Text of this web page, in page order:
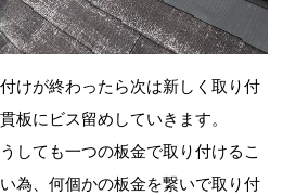
けが終わったら次は新しく取り付
板にビス留めしていきます。
しても一つの板金で取り付けるこ
為、何個かの板金を繋いで取り付